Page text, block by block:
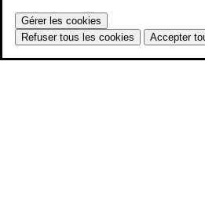
Gérer les cookies
Refuser tous les cookies
Accepter